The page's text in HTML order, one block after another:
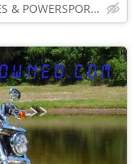
INTEGRITY AUTO SALES & POWERSPORTS